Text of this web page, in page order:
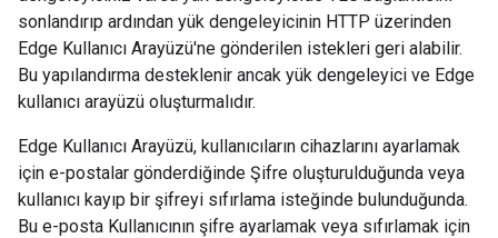
sonlandırıp ardından yük dengeleyicinin HTTP üzerinden
Edge Kullanıcı Arayüzü'ne gönderilen istekleri geri alabilir.
Bu yapılandırma desteklenir ancak yük dengeleyici ve Edge
kullanıcı arayüzü oluşturmalıdır.
Edge Kullanıcı Arayüzü, kullanıcıların cihazlarını ayarlamak
için e-postalar gönderdiğinde Şifre oluşturulduğunda veya
kullanıcı kayıp bir şifreyi sıfırlama isteğinde bulunduğunda.
Bu e-posta Kullanıcının şifre ayarlamak veya sıfırlamak için